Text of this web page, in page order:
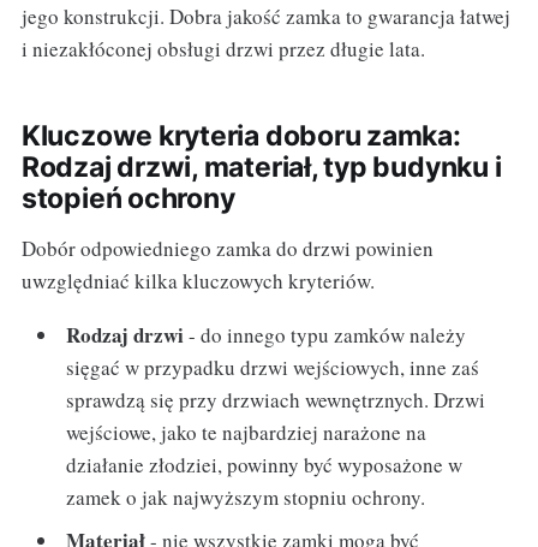
jego konstrukcji. Dobra jakość zamka to gwarancja łatwej
i niezakłóconej obsługi drzwi przez długie lata.
Kluczowe kryteria doboru zamka:
Rodzaj drzwi, materiał, typ budynku i
stopień ochrony
Dobór odpowiedniego zamka do drzwi powinien
uwzględniać kilka kluczowych kryteriów.
Rodzaj drzwi- do innego typu zamków należy
sięgać w przypadku drzwi wejściowych, inne zaś
sprawdzą się przy drzwiach wewnętrznych. Drzwi
wejściowe, jako te najbardziej narażone na
działanie złodziei, powinny być wyposażone w
zamek o jak najwyższym stopniu ochrony.
Materiał- nie wszystkie zamki mogą być